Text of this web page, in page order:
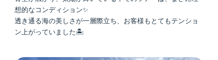
想的なコンディション✨
透き通る海の美しさが一層際立ち、お客様もとてもテンショ
ン上がっていました🏝️